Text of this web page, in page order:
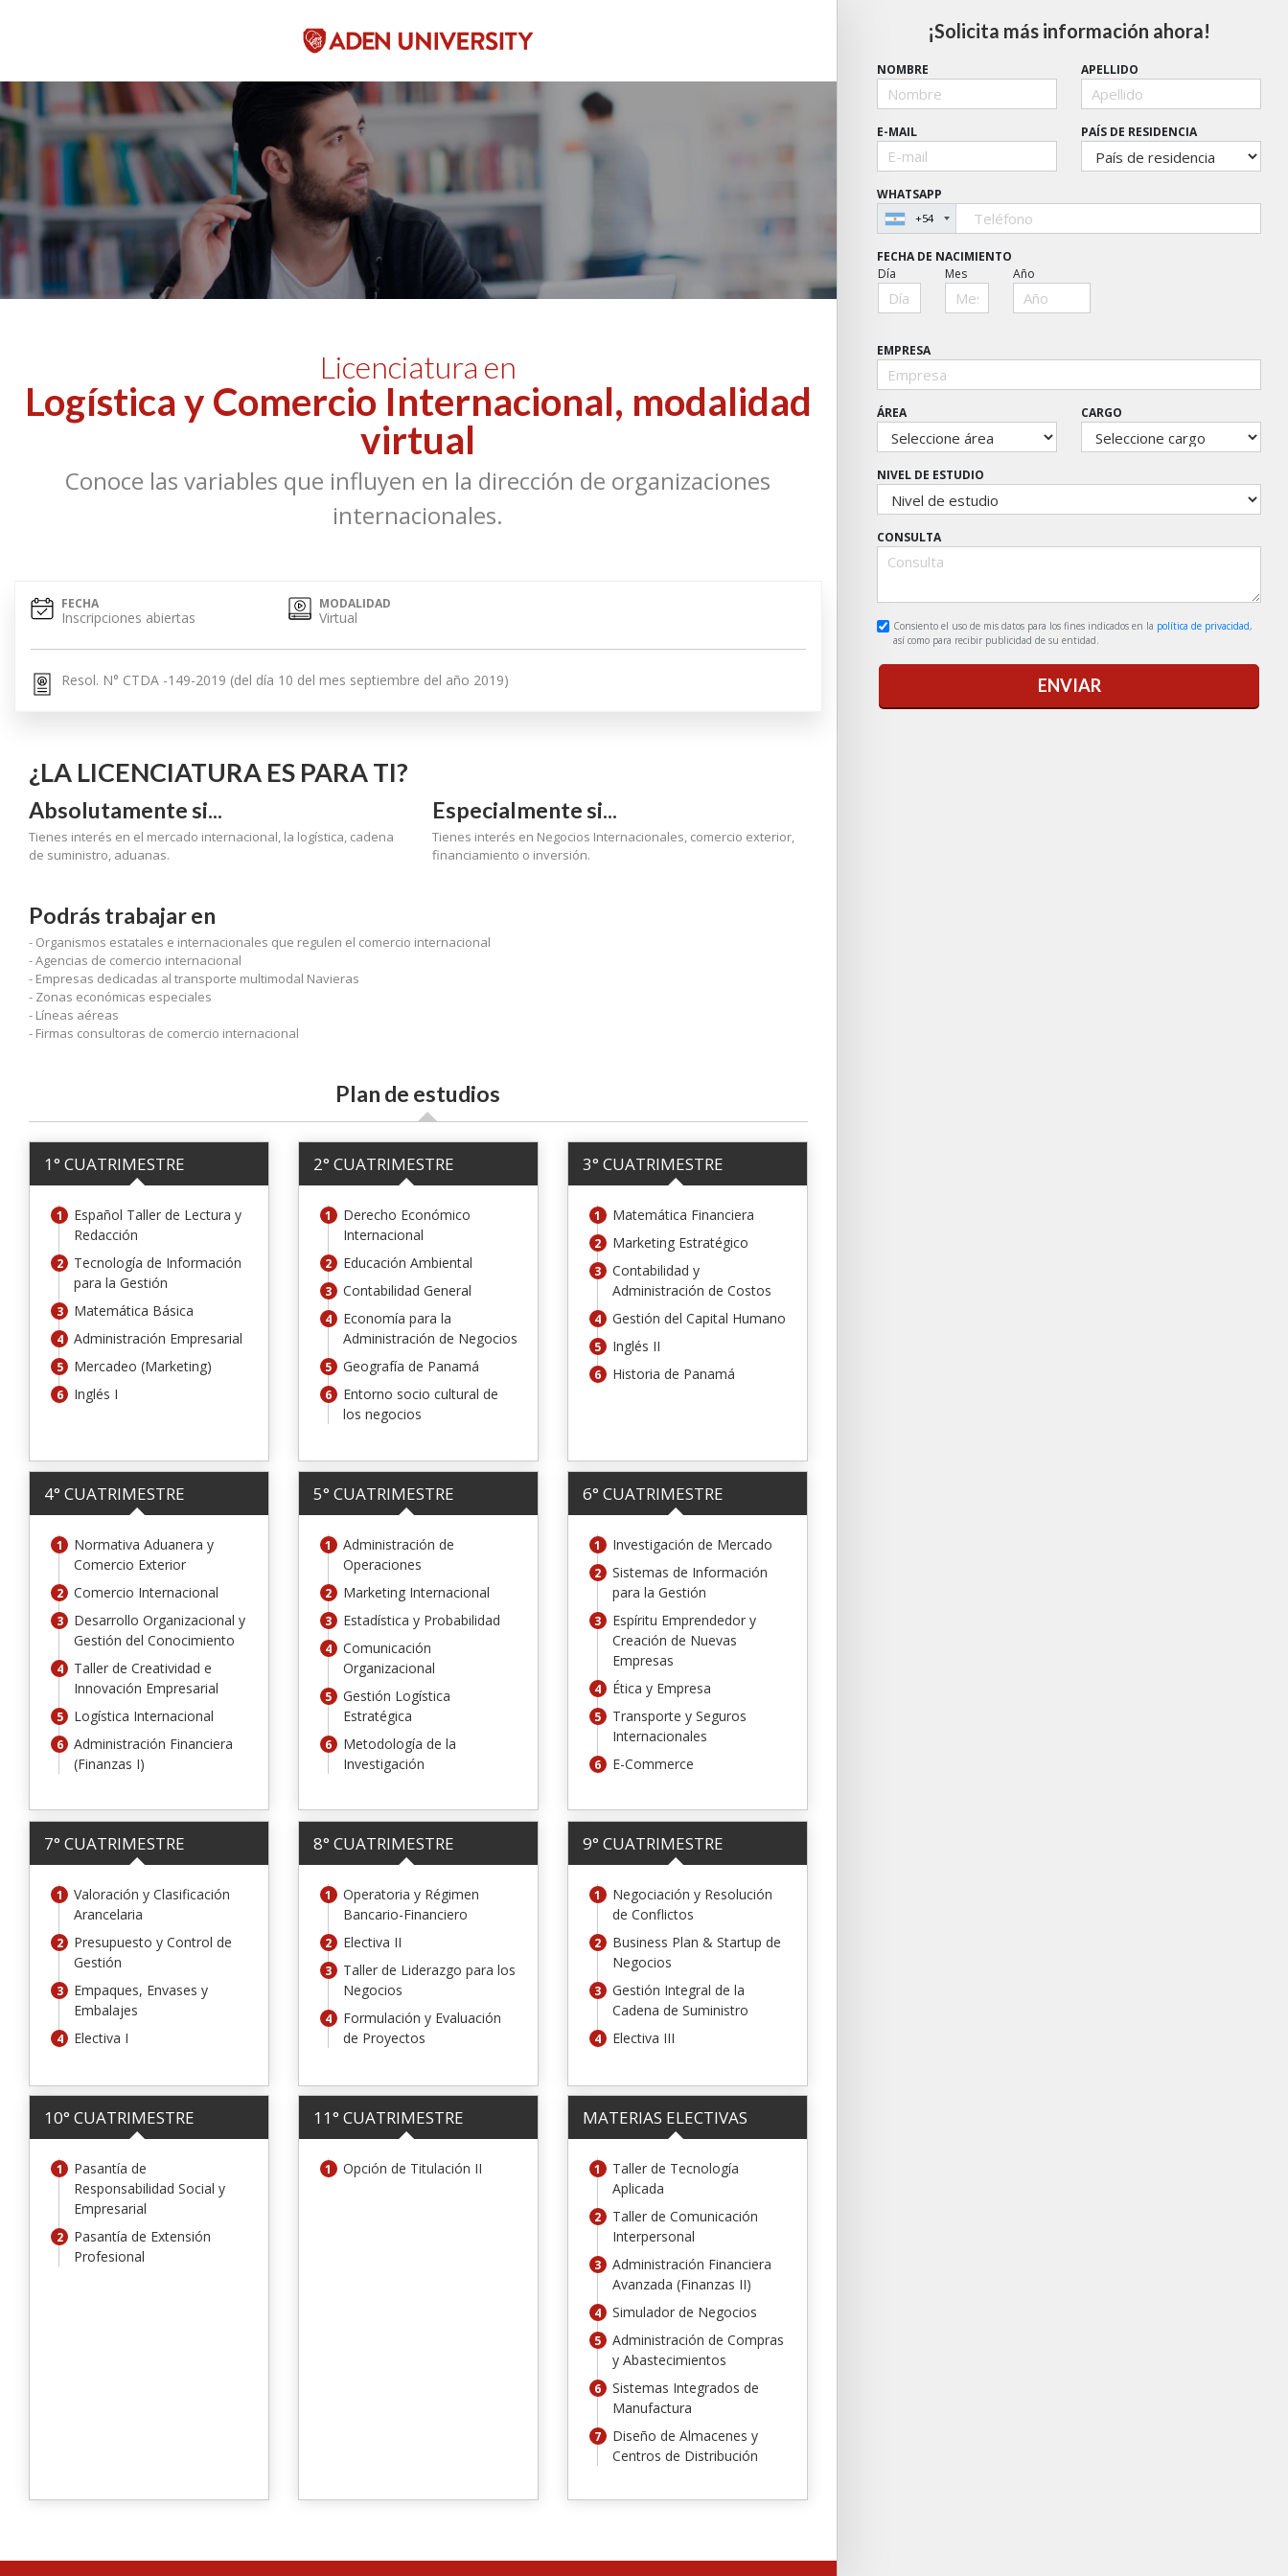
Licenciatura en
Logística y Comercio Internacional, modalidad
virtual
Conoce las variables que influyen en la dirección de organizaciones
internacionales.
FECHA
Inscripciones abiertas
MODALIDAD
Virtual
Resol. N° CTDA -149-2019 (del día 10 del mes septiembre del año 2019)
¡Solicita más información ahora!
NOMBRE APELLIDO
E-MAIL PAÍS DE RESIDENCIA
WHATSAPP
+54
FECHA DE NACIMIENTO
Día
Mes Año
EMPRESA
ÁREA CARGO
NIVEL DE ESTUDIO
CONSULTA
Consiento el uso de mis datos para los fines indicados en la política de privacidad,
así como para recibir publicidad de su entidad.
ENVIAR
¿LA LICENCIATURA ES PARA TI?
Absolutamente si...
Tienes interés en el mercado internacional, la logística, cadena
de suministro, aduanas.
Especialmente si...
Tienes interés en Negocios Internacionales, comercio exterior,
financiamiento o inversión.
Podrás trabajar en
- Organismos estatales e internacionales que regulen el comercio internacional
- Agencias de comercio internacional
- Empresas dedicadas al transporte multimodal Navieras
- Zonas económicas especiales
- Líneas aéreas
- Firmas consultoras de comercio internacional
Plan de estudios
1° CUATRIMESTRE
Español Taller de Lectura y
Redacción
Tecnología de Información
para la Gestión
Matemática Básica
Administración Empresarial
Mercadeo (Marketing)
Inglés I
2° CUATRIMESTRE
Derecho Económico
Internacional
Educación Ambiental
Contabilidad General
Economía para la
Administración de Negocios
Geografía de Panamá
Entorno socio cultural de
los negocios
3° CUATRIMESTRE
Matemática Financiera
Marketing Estratégico
Contabilidad y
Administración de Costos
Gestión del Capital Humano
Inglés II
Historia de Panamá
4° CUATRIMESTRE
Normativa Aduanera y
Comercio Exterior
Comercio Internacional
Desarrollo Organizacional y
Gestión del Conocimiento
Taller de Creatividad e
Innovación Empresarial
Logística Internacional
Administración Financiera
(Finanzas I)
5° CUATRIMESTRE
Administración de
Operaciones
Marketing Internacional
Estadística y Probabilidad
Comunicación
Organizacional
Gestión Logística
Estratégica
Metodología de la
Investigación
6° CUATRIMESTRE
Investigación de Mercado
Sistemas de Información
para la Gestión
Espíritu Emprendedor y
Creación de Nuevas
Empresas
Ética y Empresa
Transporte y Seguros
Internacionales
E-Commerce
7° CUATRIMESTRE
Valoración y Clasificación
Arancelaria
Presupuesto y Control de
Gestión
Empaques, Envases y
Embalajes
Electiva I
8° CUATRIMESTRE
Operatoria y Régimen
Bancario-Financiero
Electiva II
Taller de Liderazgo para los
Negocios
Formulación y Evaluación
de Proyectos
9° CUATRIMESTRE
Negociación y Resolución
de Conflictos
Business Plan & Startup de
Negocios
Gestión Integral de la
Cadena de Suministro
Electiva III
10° CUATRIMESTRE
Pasantía de
Responsabilidad Social y
Empresarial
Pasantía de Extensión
Profesional
11° CUATRIMESTRE
Opción de Titulación II
MATERIAS ELECTIVAS
Taller de Tecnología
Aplicada
Taller de Comunicación
Interpersonal
Administración Financiera
Avanzada (Finanzas II)
Simulador de Negocios
Administración de Compras
y Abastecimientos
Sistemas Integrados de
Manufactura
Diseño de Almacenes y
Centros de Distribución